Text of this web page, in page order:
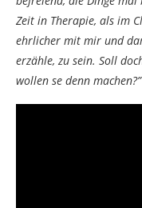
Zeit in Therapie, als im
ehrlicher mit mir und
erzähle, zu sein. Soll
wollen se denn machen?”